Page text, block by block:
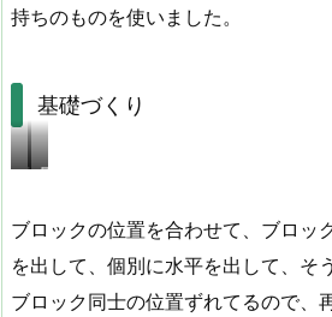
持ちのものを使いました。
基礎づくり
小
の
き
さ
暑
の
タ
ー
ブロックの位置を合わせて、ブロッ
を出して、個別に水平を出して、そ
ブロック同士の位置ずれてるので、